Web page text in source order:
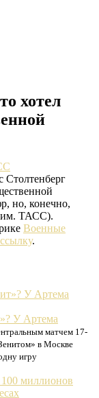
хотел
Столтенберг
но, конечно,
ТАСС).
Военные
.
У Артема
матчем 17-
в Москве
игру